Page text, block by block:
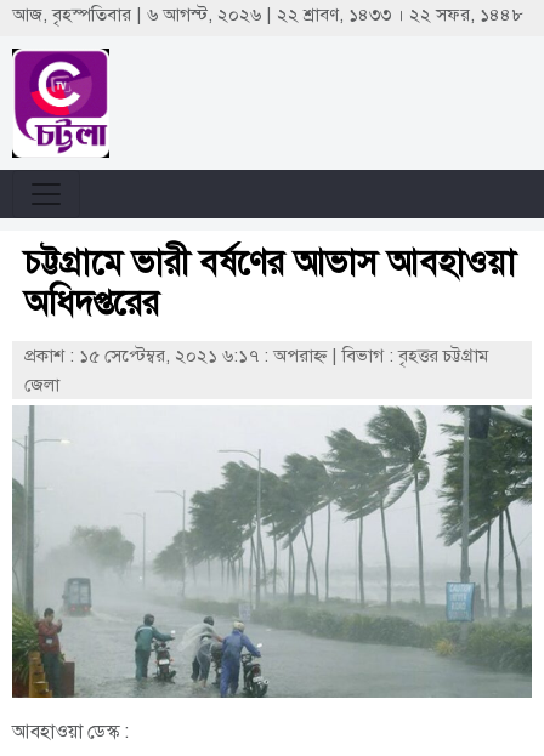
আজ, বৃহস্পতিবার | ৬ আগস্ট, ২০২৬ | ২২ শ্রাবণ, ১৪৩৩ । ২২ সফর, ১৪৪৮
চট্টগ্রামে ভারী বর্ষণের আভাস আবহাওয়া
অধিদপ্তরের
প্রকাশ : ১৫ সেপ্টেম্বর, ২০২১ ৬:১৭ : অপরাহ্ণ |বিভাগ : বৃহত্তর চট্টগ্রাম
জেলা
আবহাওয়া ডেস্ক :